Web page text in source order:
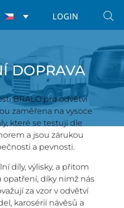
LOGIN
DOPRAVA
BRALO pro odvětví
zaměřena na vysoce
které se testují dle
a jsou zárukou
a pevnosti.
díly, výlisky, a přitom
díky nimž nás
za vzor v odvětví
karosérií návěsů a